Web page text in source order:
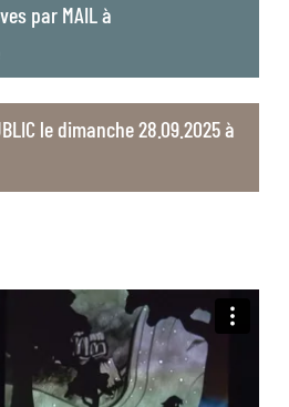
par MAIL à
le dimanche 28.09.2025 à